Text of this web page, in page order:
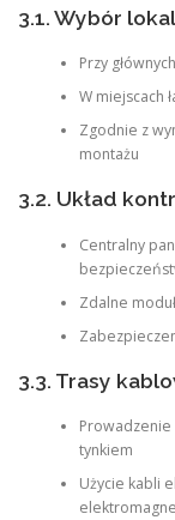
3.1. Wybór
Przy
W miejscach
Zgodnie z
montażu
3.2. Układ
Centralny
Zdalne
3.3. Trasy
Prowadzenie
tynkiem
Użycie kabli